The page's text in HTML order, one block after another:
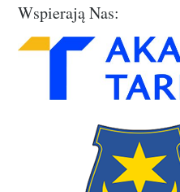
Wspierają Nas: